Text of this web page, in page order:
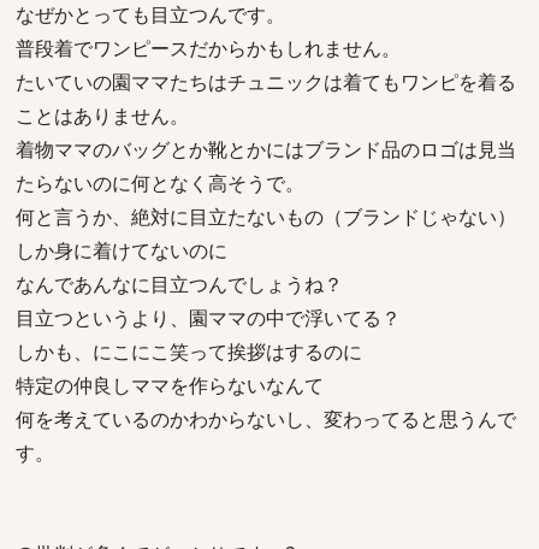
なぜかとっても目立つんです。
普段着でワンピースだからかもしれません。
たいていの園ママたちはチュニックは着てもワンピを着る
ことはありません。
着物ママのバッグとか靴とかにはブランド品のロゴは見当
たらないのに何となく高そうで。
何と言うか、絶対に目立たないもの（ブランドじゃない）
しか身に着けてないのに
なんであんなに目立つんでしょうね？
目立つというより、園ママの中で浮いてる？
しかも、にこにこ笑って挨拶はするのに
特定の仲良しママを作らないなんて
何を考えているのかわからないし、変わってると思うんで
す。